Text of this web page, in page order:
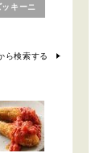
ッキーニ
ら検索する